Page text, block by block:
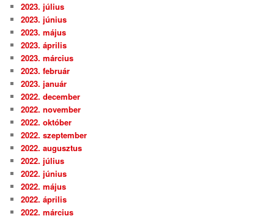
2023. július
2023. június
2023. május
2023. április
2023. március
2023. február
2023. január
2022. december
2022. november
2022. október
2022. szeptember
2022. augusztus
2022. július
2022. június
2022. május
2022. április
2022. március